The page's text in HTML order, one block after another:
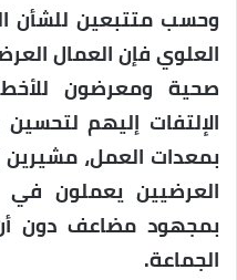
وحسب متتبعين للشأن
العلوي فإن العمال
صحية ومعرضون
الإلتفات إليهم
بمعدات العمل،
العرضيين يعملون في
بمجهود مضاعف دون
الجماعة.